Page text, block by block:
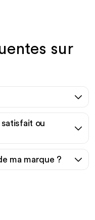
sur
ou
ma marque ?